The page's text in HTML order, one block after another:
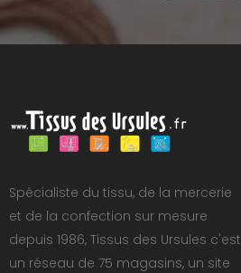
Spécialiste du tissu, de la mercerie
et de la confection sur mesure
depuis 1986, Tissus des Ursules c'est
un réseau de 75 magasins, un site